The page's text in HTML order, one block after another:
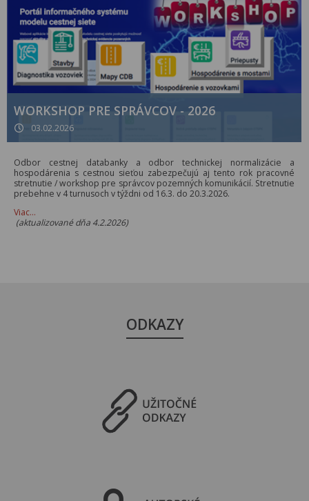
WORKSHOP PRE SPRÁVCOV - 2026
03.02.2026
Odbor cestnej databanky a odbor technickej normalizácie a
hospodárenia s cestnou sieťou zabezpečujú aj tento rok pracovné
stretnutie / workshop pre správcov pozemných komunikácií. Stretnutie
prebehne v 4 turnusoch v týždni od 16.3. do 20.3.2026.
Viac…
(aktualizované dňa 4.2.2026)
ODKAZY